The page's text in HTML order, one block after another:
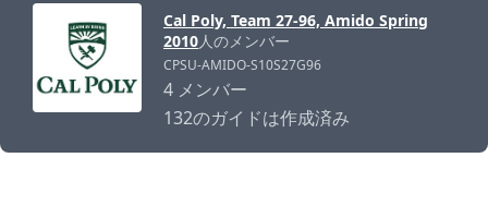
Cal Poly, Team 27-96, Amido Spring
2010人のメンバー
CPSU-AMIDO-S10S27G96
4 メンバー
132のガイドは作成済み